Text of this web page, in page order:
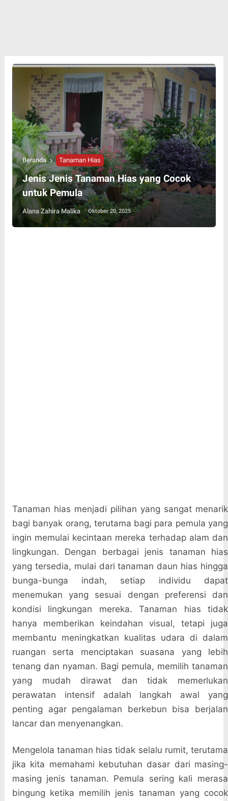
Beranda Tanaman Hias
Jenis Jenis Tanaman Hias yang Cocok
untuk Pemula
Alana Zahira Malika Oktober 20, 2025
Tanaman hias menjadi pilihan yang sangat menarik
bagi banyak orang, terutama bagi para pemula yang
ingin memulai kecintaan mereka terhadap alam dan
lingkungan. Dengan berbagai jenis tanaman hias
yang tersedia, mulai dari tanaman daun hias hingga
bunga-bunga indah, setiap individu dapat
menemukan yang sesuai dengan preferensi dan
kondisi lingkungan mereka. Tanaman hias tidak
hanya memberikan keindahan visual, tetapi juga
membantu meningkatkan kualitas udara di dalam
ruangan serta menciptakan suasana yang lebih
tenang dan nyaman. Bagi pemula, memilih tanaman
yang mudah dirawat dan tidak memerlukan
perawatan intensif adalah langkah awal yang
penting agar pengalaman berkebun bisa berjalan
lancar dan menyenangkan.
Mengelola tanaman hias tidak selalu rumit, terutama
jika kita memahami kebutuhan dasar dari masing-
masing jenis tanaman. Pemula sering kali merasa
bingung ketika memilih jenis tanaman yang cocok